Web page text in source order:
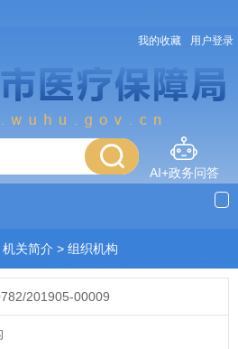
我的收藏 用户登录
AI+政务问答
机关简介 > 组织机构
201905-00009